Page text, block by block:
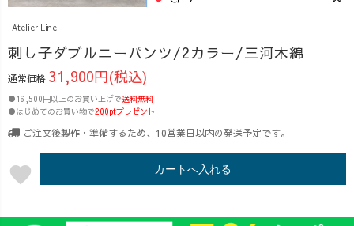
Atelier Line
刺し子ダブルニーパンツ/2カラー/三河木綿
通常価格 31,900円(税込)
●16,500円以上のお買い上げで送料無料
●はじめてのお買い物で200ptプレゼント
ご注文後製作・準備するため、10営業日以内の発送予定です。
favorite カートへ入れる